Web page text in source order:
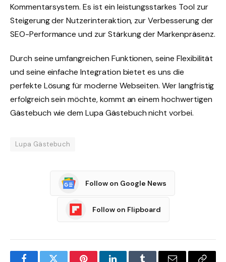
Kommentarsystem. Es ist ein leistungsstarkes Tool zur
Steigerung der Nutzerinteraktion, zur Verbesserung der
SEO-Performance und zur Stärkung der Markenpräsenz.
Durch seine umfangreichen Funktionen, seine Flexibilität
und seine einfache Integration bietet es uns die
perfekte Lösung für moderne Webseiten. Wer langfristig
erfolgreich sein möchte, kommt an einem hochwertigen
Gästebuch wie dem Lupa Gästebuch nicht vorbei.
Lupa Gästebuch
Follow on Google News
Follow on Flipboard